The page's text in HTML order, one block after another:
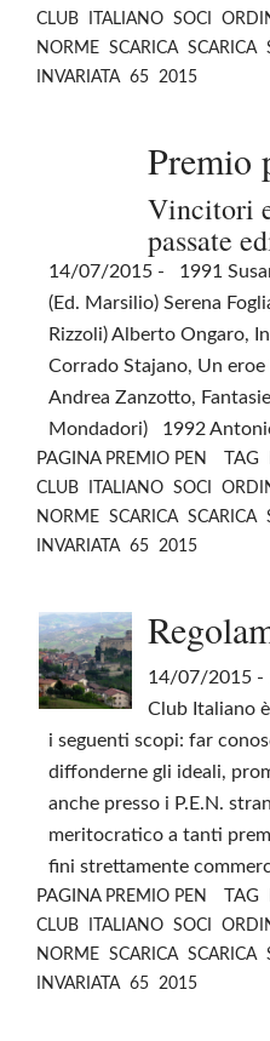
CLUB
ITALIANO SOCI
NORME SCARICA SCARICA
INVARIATA 65 2015
Premio
Vincitori
passate
14/07/2015 - 1991
(Ed. Marsilio) Serena
Rizzoli) Alberto Ongaro,
Corrado Stajano, Un eroe
Andrea Zanzotto,
Mondadori) 1992
PAGINA PREMIO PEN TAG
CLUB
ITALIANO SOCI
NORME SCARICA SCARICA
INVARIATA 65 2015
14/07/2015 -
Club Italiano
i seguenti scopi: far
diffonderne gli ideali,
anche presso i P.E.N.
meritocratico a tanti
fini strettamente
PAGINA PREMIO PEN TAG
CLUB
ITALIANO SOCI
NORME SCARICA SCARICA
INVARIATA 65 2015